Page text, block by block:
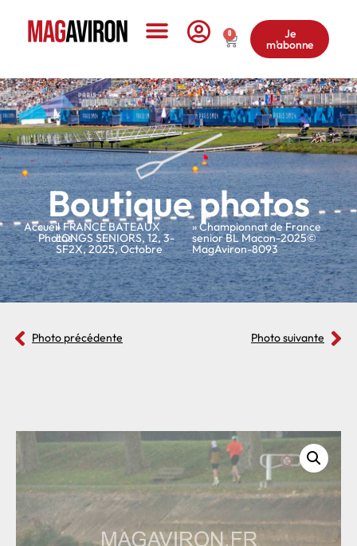
0 Je
m'abonne
Boutique photos
Accueil
»
Photos
»FRANCE BATEAUX
LONGS SENIORS,12,3-
SF2X,2025,Octobre
» Championnat de France
senior BL Macon-2025©
MagAviron-8093
Photo précédente Photo suivante